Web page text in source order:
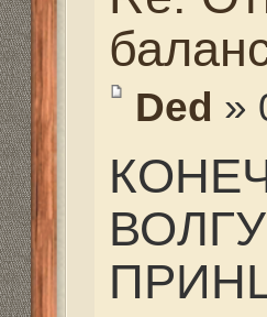
ниткой,
блесна,
же без
они